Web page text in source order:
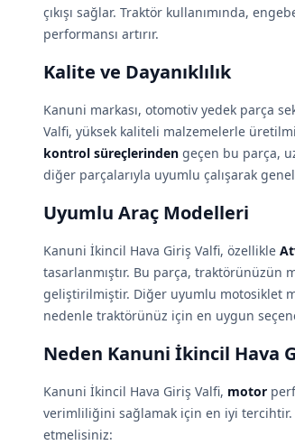
çıkışı sağlar. Traktör kullanımında,
performansı artırır.
Kalite ve Dayanıklılık
Kanuni markası, otomotiv yedek parça
Valfi, yüksek kaliteli malzemelerle
kontrol süreçlerinden geçen bu parça,
diğer parçalarıyla uyumlu çalışarak
Uyumlu Araç Modelleri
Kanuni İkincil Hava Giriş Valfi, özellikle
tasarlanmıştır. Bu parça, traktörünüzün
geliştirilmiştir. Diğer uyumlu motosiklet
nedenle traktörünüz için en uygun
Neden Kanuni İkincil Hava
Kanuni İkincil Hava Giriş Valfi, motor
verimliliğini sağlamak için en iyi
etmelisiniz: